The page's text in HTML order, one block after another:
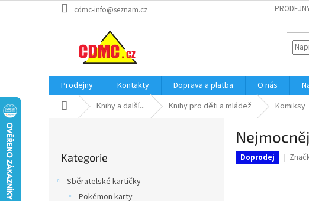
na
cdmc-info@seznam.cz
Prodejny Kontakty Doprava a platba O nás
Domů Knihy a další... Knihy pro děti a mládež Komiksy
kategorie
Kategorie
Sběratelské kartičky
Pokémon karty
Doprodej